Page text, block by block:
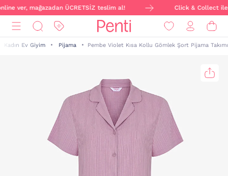
ver, mağazadan ÜCRETSİZ teslim al! Click & Collect ile
Kadın Ev Giyim Pijama Pembe Violet Kısa Kollu Gömlek Şort Pijama Takımı